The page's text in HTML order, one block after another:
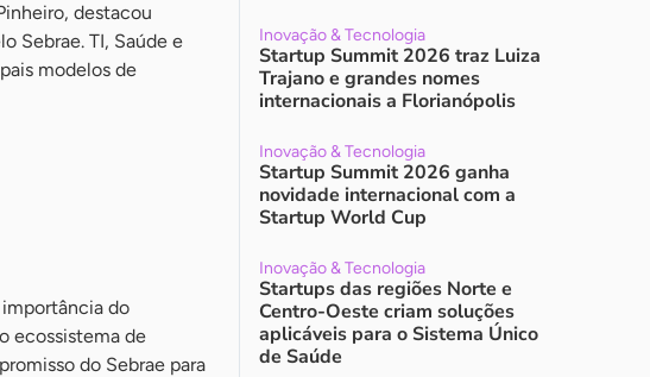
destacou
Sebrae. TI, Saúde e
modelos de
do
ecossistema de
do Sebrae para
Inovação & Tecnologia
Startup Summit 2026 traz Luiza
Trajano e grandes nomes
internacionais a Florianópolis
Inovação & Tecnologia
Startup Summit 2026 ganha
novidade internacional com a
Startup World Cup
Inovação & Tecnologia
Startups das regiões Norte e
Centro-Oeste criam soluções
aplicáveis para o Sistema Único
de Saúde